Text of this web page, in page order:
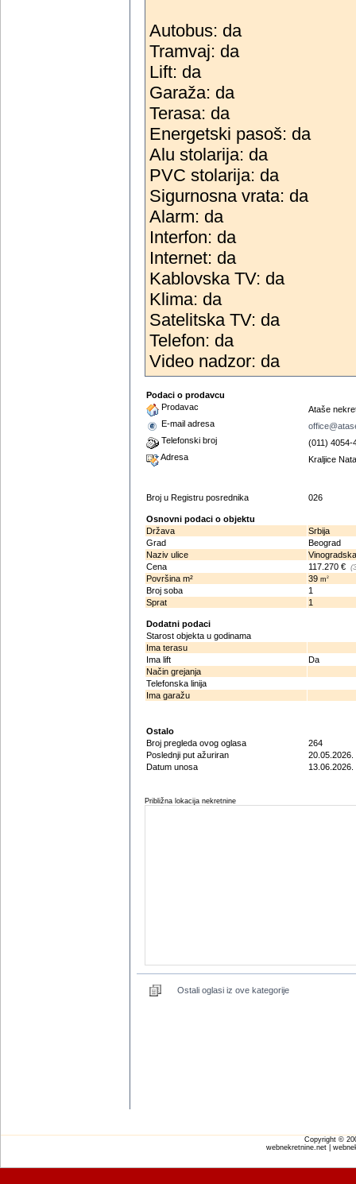
Autobus: da
Tramvaj: da
Lift: da
Garaža: da
Terasa: da
Energetski pasoš: da
Alu stolarija: da
PVC stolarija: da
Sigurnosna vrata: da
Alarm: da
Interfon: da
Internet: da
Kablovska TV: da
Klima: da
Satelitska TV: da
Telefon: da
Video nadzor: da
Podaci o prodavcu
Prodavac
Ataše
E-mail adresa
Telefonski broj
(011) 4054-
Adresa
Kraljice
Broj u Registru posrednika 026
Osnovni podaci o objektu
Država
Srbija
Grad
Beograd
Naziv ulice
Vinogradska
Cena
117.270 €
Površina m² 39 m2
Broj soba
1
Sprat
1
Dodatni podaci
Starost objekta u godinama
Ima terasu
Ima lift
Da
Način grejanja
Telefonska linija
Ima garažu
Ostalo
Broj pregleda ovog oglasa
264
Poslednji put ažuriran
20.05.2026.
Datum unosa
13.06.2026.
Približna lokacija nekretnine
Ostali oglasi iz ove kategorije
Copyright ©
webnekretnine.net |